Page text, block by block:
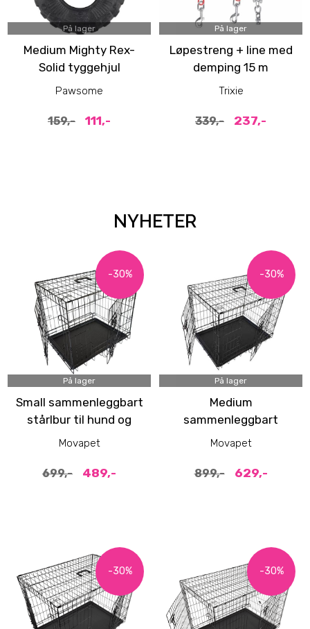
På lager
Medium Mighty Rex-
Solid tyggehjul
hundeleke
Pawsome
159,- 111,-
På lager
Løpestreng + line med
demping 15 m
Trixie
339,- 237,-
NYHETER
-30%
På lager
Small sammenleggbart
stårlbur til hund og
katt (64x48x54cm)
Movapet
699,- 489,-
-30%
På lager
Medium
sammenleggbart
stålbur til hund
Movapet
899,- 629,-
-30% -30%